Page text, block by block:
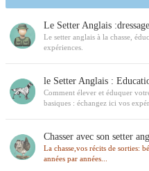
Le Setter Anglais
Le setter anglais à la chasse,
expériences.
le Setter Anglais :
Comment élever et éduquer
basiques : échangez ici vos
Chasser avec son setter
La chasse,vos récits de sorties:
années par années...